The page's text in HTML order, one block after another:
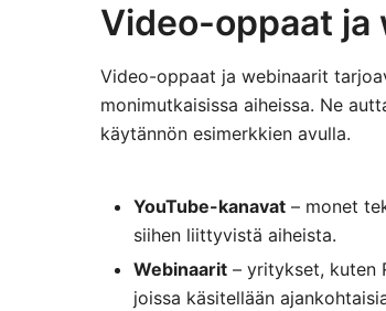
Video-oppaat ja
Video-oppaat ja webinaarit
monimutkaisissa aiheissa. Ne
käytännön esimerkkien avulla.
YouTube-kanavat – monet
siihen liittyvistä aiheista.
Webinaarit – yritykset, kuten
joissa käsitellään